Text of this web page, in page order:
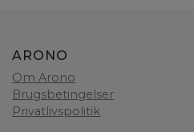
ARONO
Om Arono
Brugsbetingelser
Privatlivspolitik